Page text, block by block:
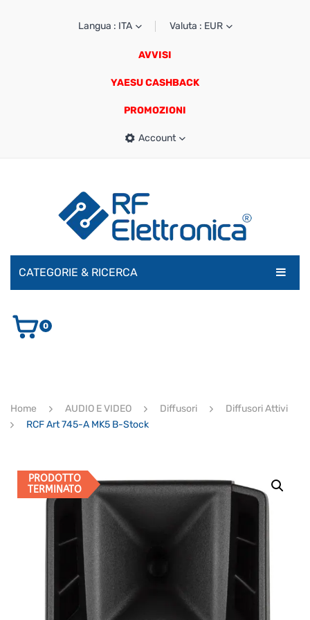
Langua : ITA Valuta : EUR
AVVISI
YAESU CASHBACK
PROMOZIONI
Account
CATEGORIE & RICERCA
AUDIO E VIDEO
ULTIMI ARRIVI
0
Home AUDIO E VIDEO Diffusori
Diffusori Attivi
RCF Art 745-A MK5 B-Stock
PRODOTTO
TERMINATO